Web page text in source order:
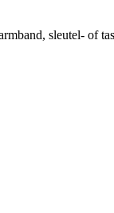
sleutel- of